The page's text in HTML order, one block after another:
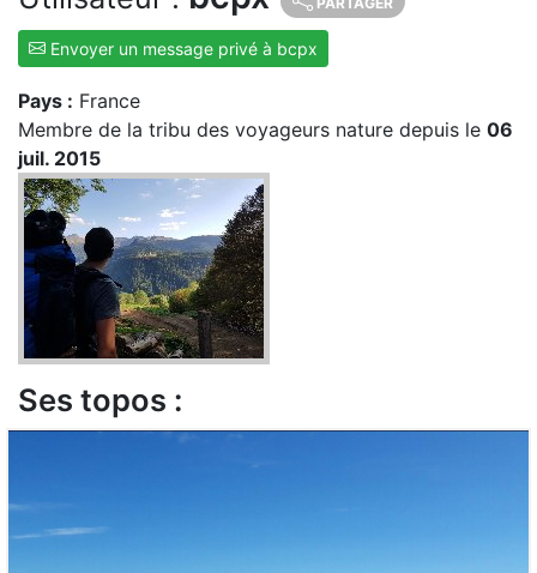
Envoyer un message privé à bcpx
Pays : France
Membre de la tribu des voyageurs nature depuis le 06
juil. 2015
Ses topos :